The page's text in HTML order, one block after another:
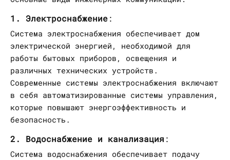
1. Электроснабжение:
Система электроснабжения обеспечивает дом
электрической энергией, необходимой для
работы бытовых приборов, освещения и
различных технических устройств.
Современные системы электроснабжения включают
в себя автоматизированные системы управления,
которые повышают энергоэффективность и
безопасность.
2. Водоснабжение и канализация :
Система водоснабжения обеспечивает подачу